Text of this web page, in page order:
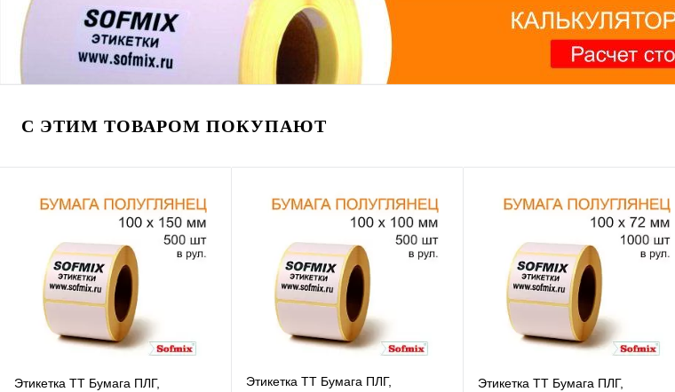
С ЭТИМ ТОВАРОМ ПОКУПАЮТ
Этикетка ТТ Бумага ПЛГ,
Этикетка ТТ Бумага ПЛГ,
Этикетка ТТ Бумага ПЛГ,